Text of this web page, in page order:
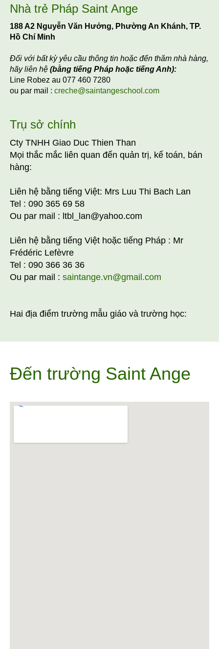
Nhà trẻ Pháp Saint Ange
188 A2 Nguyễn Văn Hưởng, Phường An Khánh, TP.
Hồ Chí Minh
Đối với bất kỳ yêu cầu thông tin hoặc đến thăm nhà hàng,
hãy liên hệ (bằng tiếng Pháp hoặc tiếng Anh):
Line Robez au 077 460 7280
ou par mail : creche@saintangeschool.com
Trụ sở chính
Cty TNHH Giao Duc Thien Than
Mọi thắc mắc liên quan đến quản trị, kế toán, bán
hàng:
Liên hệ bằng tiếng Việt: Mrs Luu Thi Bach Lan
Tel : 090 365 69 58
Ou par mail : ltbl_lan@yahoo.com
Liên hệ bằng tiếng Việt hoặc tiếng Pháp : Mr
Frédéric Lefèvre
Tel : 090 366 36 36
Ou par mail : saintange.vn@gmail.com
Hai địa điểm trường mẫu giáo và trường học:
Đến trường Saint Ange